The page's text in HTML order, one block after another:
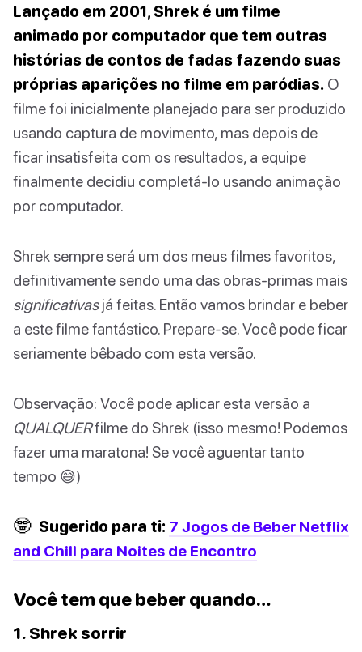
Lançado em 2001, Shrek é um filme
animado por computador que tem outras
histórias de contos de fadas fazendo suas
próprias aparições no filme em paródias. O
filme foi inicialmente planejado para ser produzido
usando captura de movimento, mas depois de
ficar insatisfeita com os resultados, a equipe
finalmente decidiu completá-lo usando animação
por computador.
Shrek sempre será um dos meus filmes favoritos,
definitivamente sendo uma das obras-primas mais
significativasjá feitas. Então vamos brindar e beber
a este filme fantástico. Prepare-se. Você pode ficar
seriamente bêbado com esta versão.
Observação: Você pode aplicar esta versão a
QUALQUERfilme do Shrek (isso mesmo! Podemos
fazer uma maratona! Se você aguentar tanto
tempo 😅)
🤓 Sugerido para ti: 7 Jogos de Beber Netflix
and Chill para Noites de Encontro
Você tem que beber quando…
1. Shrek sorrir